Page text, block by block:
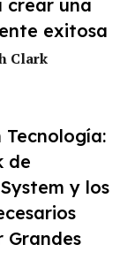
crear una
exitosa
Clark
Tecnología:
de
y los
Grandes